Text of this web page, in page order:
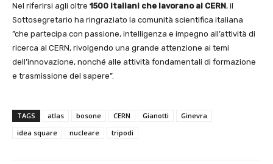
Nel riferirsi agli oltre 1500 italiani che lavorano al CERN, il
Sottosegretario ha ringraziato la comunità scientifica italiana
”che partecipa con passione, intelligenza e impegno all’attività di
ricerca al CERN, rivolgendo una grande attenzione ai temi
dell’innovazione, nonché alle attività fondamentali di formazione
e trasmissione del sapere”.
TAGS atlas bosone CERN Gianotti
Ginevra
idea square
nucleare tripodi